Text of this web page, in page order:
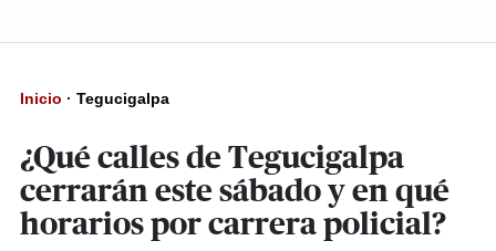
Inicio · Tegucigalpa
¿Qué calles de Tegucigalpa
cerrarán este sábado y en qué
horarios por carrera policial?